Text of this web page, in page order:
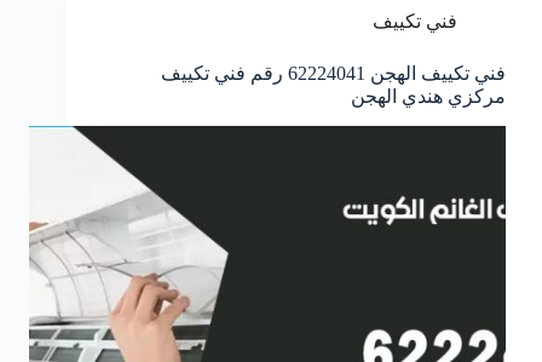
فني تكييف
فني تكييف الهجن 62224041 رقم فني تكييف
مركزي هندي الهجن